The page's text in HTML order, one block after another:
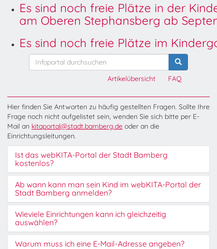
Es sind noch freie Plätze in der
am Oberen Stephansberg ab
Es sind noch freie Plätze im
FAQ
Artikelübersicht
Hier finden Sie Antworten zu häufig gestellten Fragen. Sollte Ihre
Frage noch nicht aufgelistet sein, wenden Sie sich bitte per E-
Mail an kitaportal@stadt.bamberg.de oder an die
Einrichtungsleitungen.
Ist das webKITA-Portal der Stadt Bamberg
kostenlos?
Ab wann kann man sein Kind im webKITA-Portal der
Stadt Bamberg anmelden?
Wieviele Einrichtungen kann ich gleichzeitig
auswählen?
Warum muss ich eine E-Mail-Adresse angeben?